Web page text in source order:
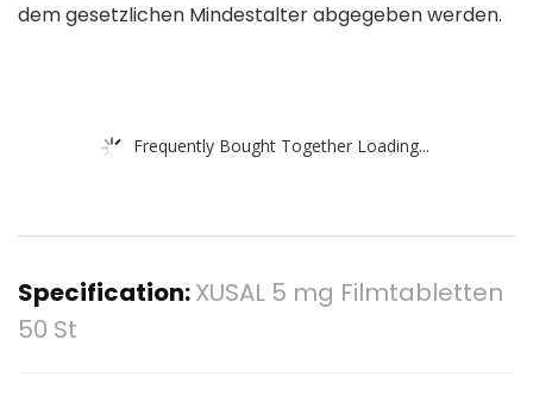
dem gesetzlichen Mindestalter abgegeben werden.
Frequently Bought Together Loading...
Specification:XUSAL 5 mg Filmtabletten
50 St